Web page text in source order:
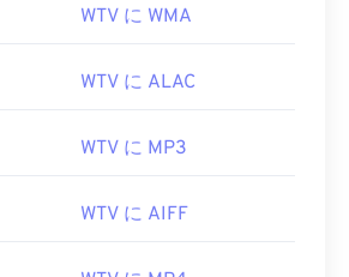
?
サポートを終了しましたので、
いずれにせよ、WTVファイルを開
ンツが著作権で保護されている場
されていない場合は、他のプラッ
WTV に WMA
WTV に ALAC
WTV に MP3
WTV に AIFF